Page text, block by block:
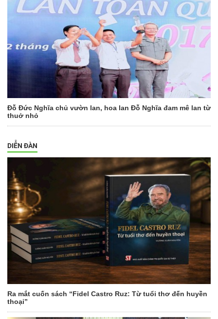
Đỗ Đức Nghĩa chủ vườn lan, hoa lan Đỗ Nghĩa đam mê lan từ
thuở nhỏ
DIỄN ĐÀN
Ra mắt cuốn sách “Fidel Castro Ruz: Từ tuổi thơ đến huyền
thoại”